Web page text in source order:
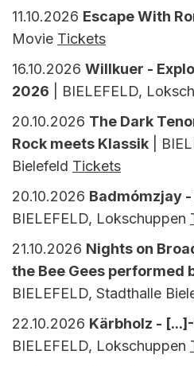
11.10.2026 Escape With
Movie Tickets
16.10.2026 Willkuer -
2026 | BIELEFELD,
20.10.2026 The Dark
Rock meets Klassik |
Bielefeld Tickets
20.10.2026 Badmómzjay
BIELEFELD, Lokschuppen
21.10.2026 Nights on
the Bee Gees performed
BIELEFELD, Stadthalle
22.10.2026 Kärbholz -
BIELEFELD, Lokschuppen